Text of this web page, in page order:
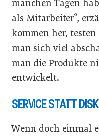
manchen Tagen
als Mitarbeiter“,
kommen her,
man sich viel
man die Produkte
entwickelt.
SERVICE STATT
Wenn doch einmal